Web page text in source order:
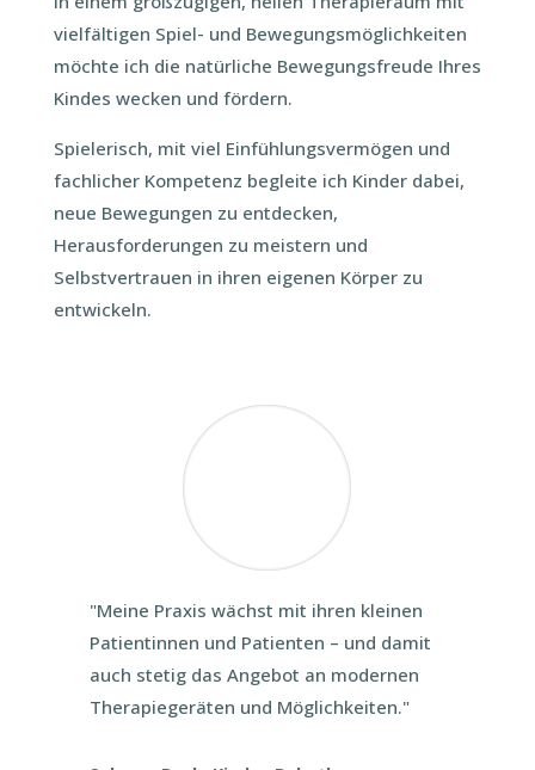
vielfältigen Spiel- und Bewegungsmöglichkeiten
möchte ich die natürliche Bewegungsfreude Ihres
Kindes wecken und fördern.
Spielerisch, mit viel Einfühlungsvermögen und
fachlicher Kompetenz begleite ich Kinder dabei,
neue Bewegungen zu entdecken,
Herausforderungen zu meistern und
Selbstvertrauen in ihren eigenen Körper zu
entwickeln.
"Meine Praxis wächst mit ihren kleinen
Patientinnen und Patienten – und damit
auch stetig das Angebot an modernen
Therapiegeräten und Möglichkeiten."